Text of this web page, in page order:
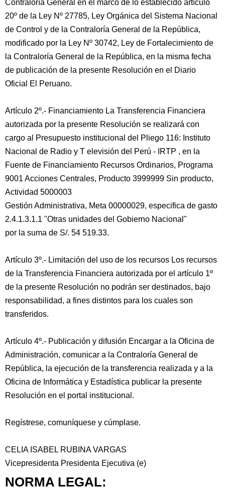
Contraloría General en el marco de lo establecido artículo
20º de la Ley Nº 27785, Ley Orgánica del Sistema Nacional
de Control y de la Contraloría General de la República,
modificado por la Ley Nº 30742, Ley de Fortalecimiento de
la Contraloría General de la República, en la misma fecha
de publicación de la presente Resolución en el Diario
Oficial El Peruano.
Artículo 2º.- Financiamiento La Transferencia Financiera
autorizada por la presente Resolución se realizará con
cargo al Presupuesto institucional del Pliego 116: Instituto
Nacional de Radio y T elevisión del Perú - IRTP , en la
Fuente de Financiamiento Recursos Ordinarios, Programa
9001 Acciones Centrales, Producto 3999999 Sin producto,
Actividad 5000003
Gestión Administrativa, Meta 00000029, especifica de gasto
2.4.1.3.1.1 "Otras unidades del Gobierno Nacional"
por la suma de S/. 54 519.33.
Artículo 3º.- Limitación del uso de los recursos Los recursos
de la Transferencia Financiera autorizada por el artículo 1º
de la presente Resolución no podrán ser destinados, bajo
responsabilidad, a fines distintos para los cuales son
transferidos.
Artículo 4º.- Publicación y difusión Encargar a la Oficina de
Administración, comunicar a la Contraloría General de
República, la ejecución de la transferencia realizada y a la
Oficina de Informática y Estadística publicar la presente
Resolución en el portal institucional.
Regístrese, comuníquese y cúmplase.
CELIA ISABEL RUBINA VARGAS
Vicepresidenta Presidenta Ejecutiva (e)
NORMA LEGAL: